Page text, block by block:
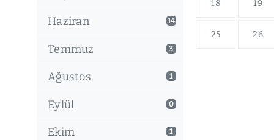
Haziran 14
Temmuz 3
Ağustos 1
Eylül 0
Ekim 1
18 19
25 26